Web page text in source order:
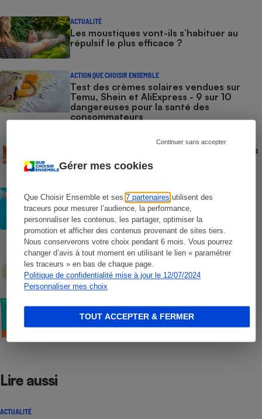
Gérer mes cookies
Que Choisir Ensemble et ses7 partenaires utilisent des
traceurs pour mesurer l’audience, la performance,
personnaliser les contenus, les partager, optimiser la
promotion et afficher des contenus provenant de sites tiers.
Nous conserverons votre choix pendant 6 mois. Vous pourrez
changer d’avis à tout moment en utilisant le lien « paramétrer
les traceurs » en bas de chaque page.
Politique de confidentialité mise à jour le 12/07/2024
Personnaliser mes choix
Continuer sans accepter
TOUT ACCEPTER & FERMER
ACTUALITÉ
Les moustiques vont-ils s’habituer au
répulsif le plus efficace ?
ACTION QUE CHOISIR ENSEMBLE
Test des crèmes solaires vendues sur
Temu, Shein et AliExpress - 9 sur 10
dangereuses pour la santé des
consommateurs
Crèmes solaires - Le bilan désastreux des
plateformes chinoises
CONSEILS
Crèmes solaires - Les logos à la loupe
COMMENT NOUS TESTONS
Crèmes solaires - Le protocole
Crèmes solaires visage - Le protocole
Lire aussi
ACTUALITÉ